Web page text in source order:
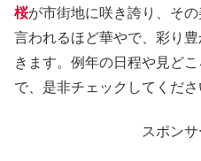
桜が市街地に咲き誇り、その
言われるほど華やで、彩り
きます。例年の日程や見ど
で、是非チェックしてくださ
スポン